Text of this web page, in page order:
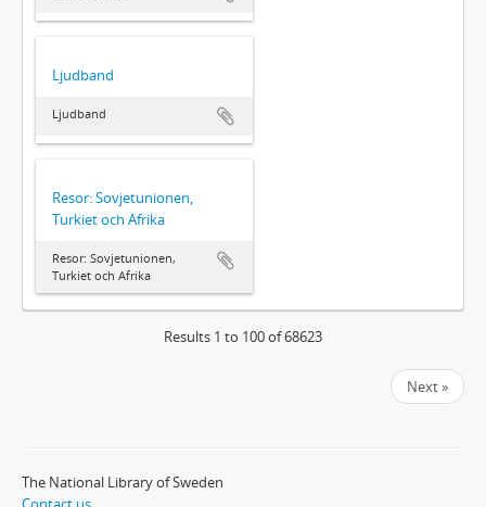
Ljudband
Ljudband
Resor: Sovjetunionen,
Turkiet och Afrika
Resor: Sovjetunionen,
Turkiet och Afrika
Results 1 to 100 of 68623
Next »
The National Library of Sweden